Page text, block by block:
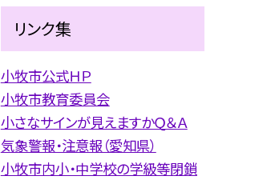
リンク集
小牧市公式ＨＰ
小牧市教育委員会
小さなサインが見えますかＱ＆Ａ
気象警報・注意報（愛知県）
小牧市内小・中学校の学級等閉鎖